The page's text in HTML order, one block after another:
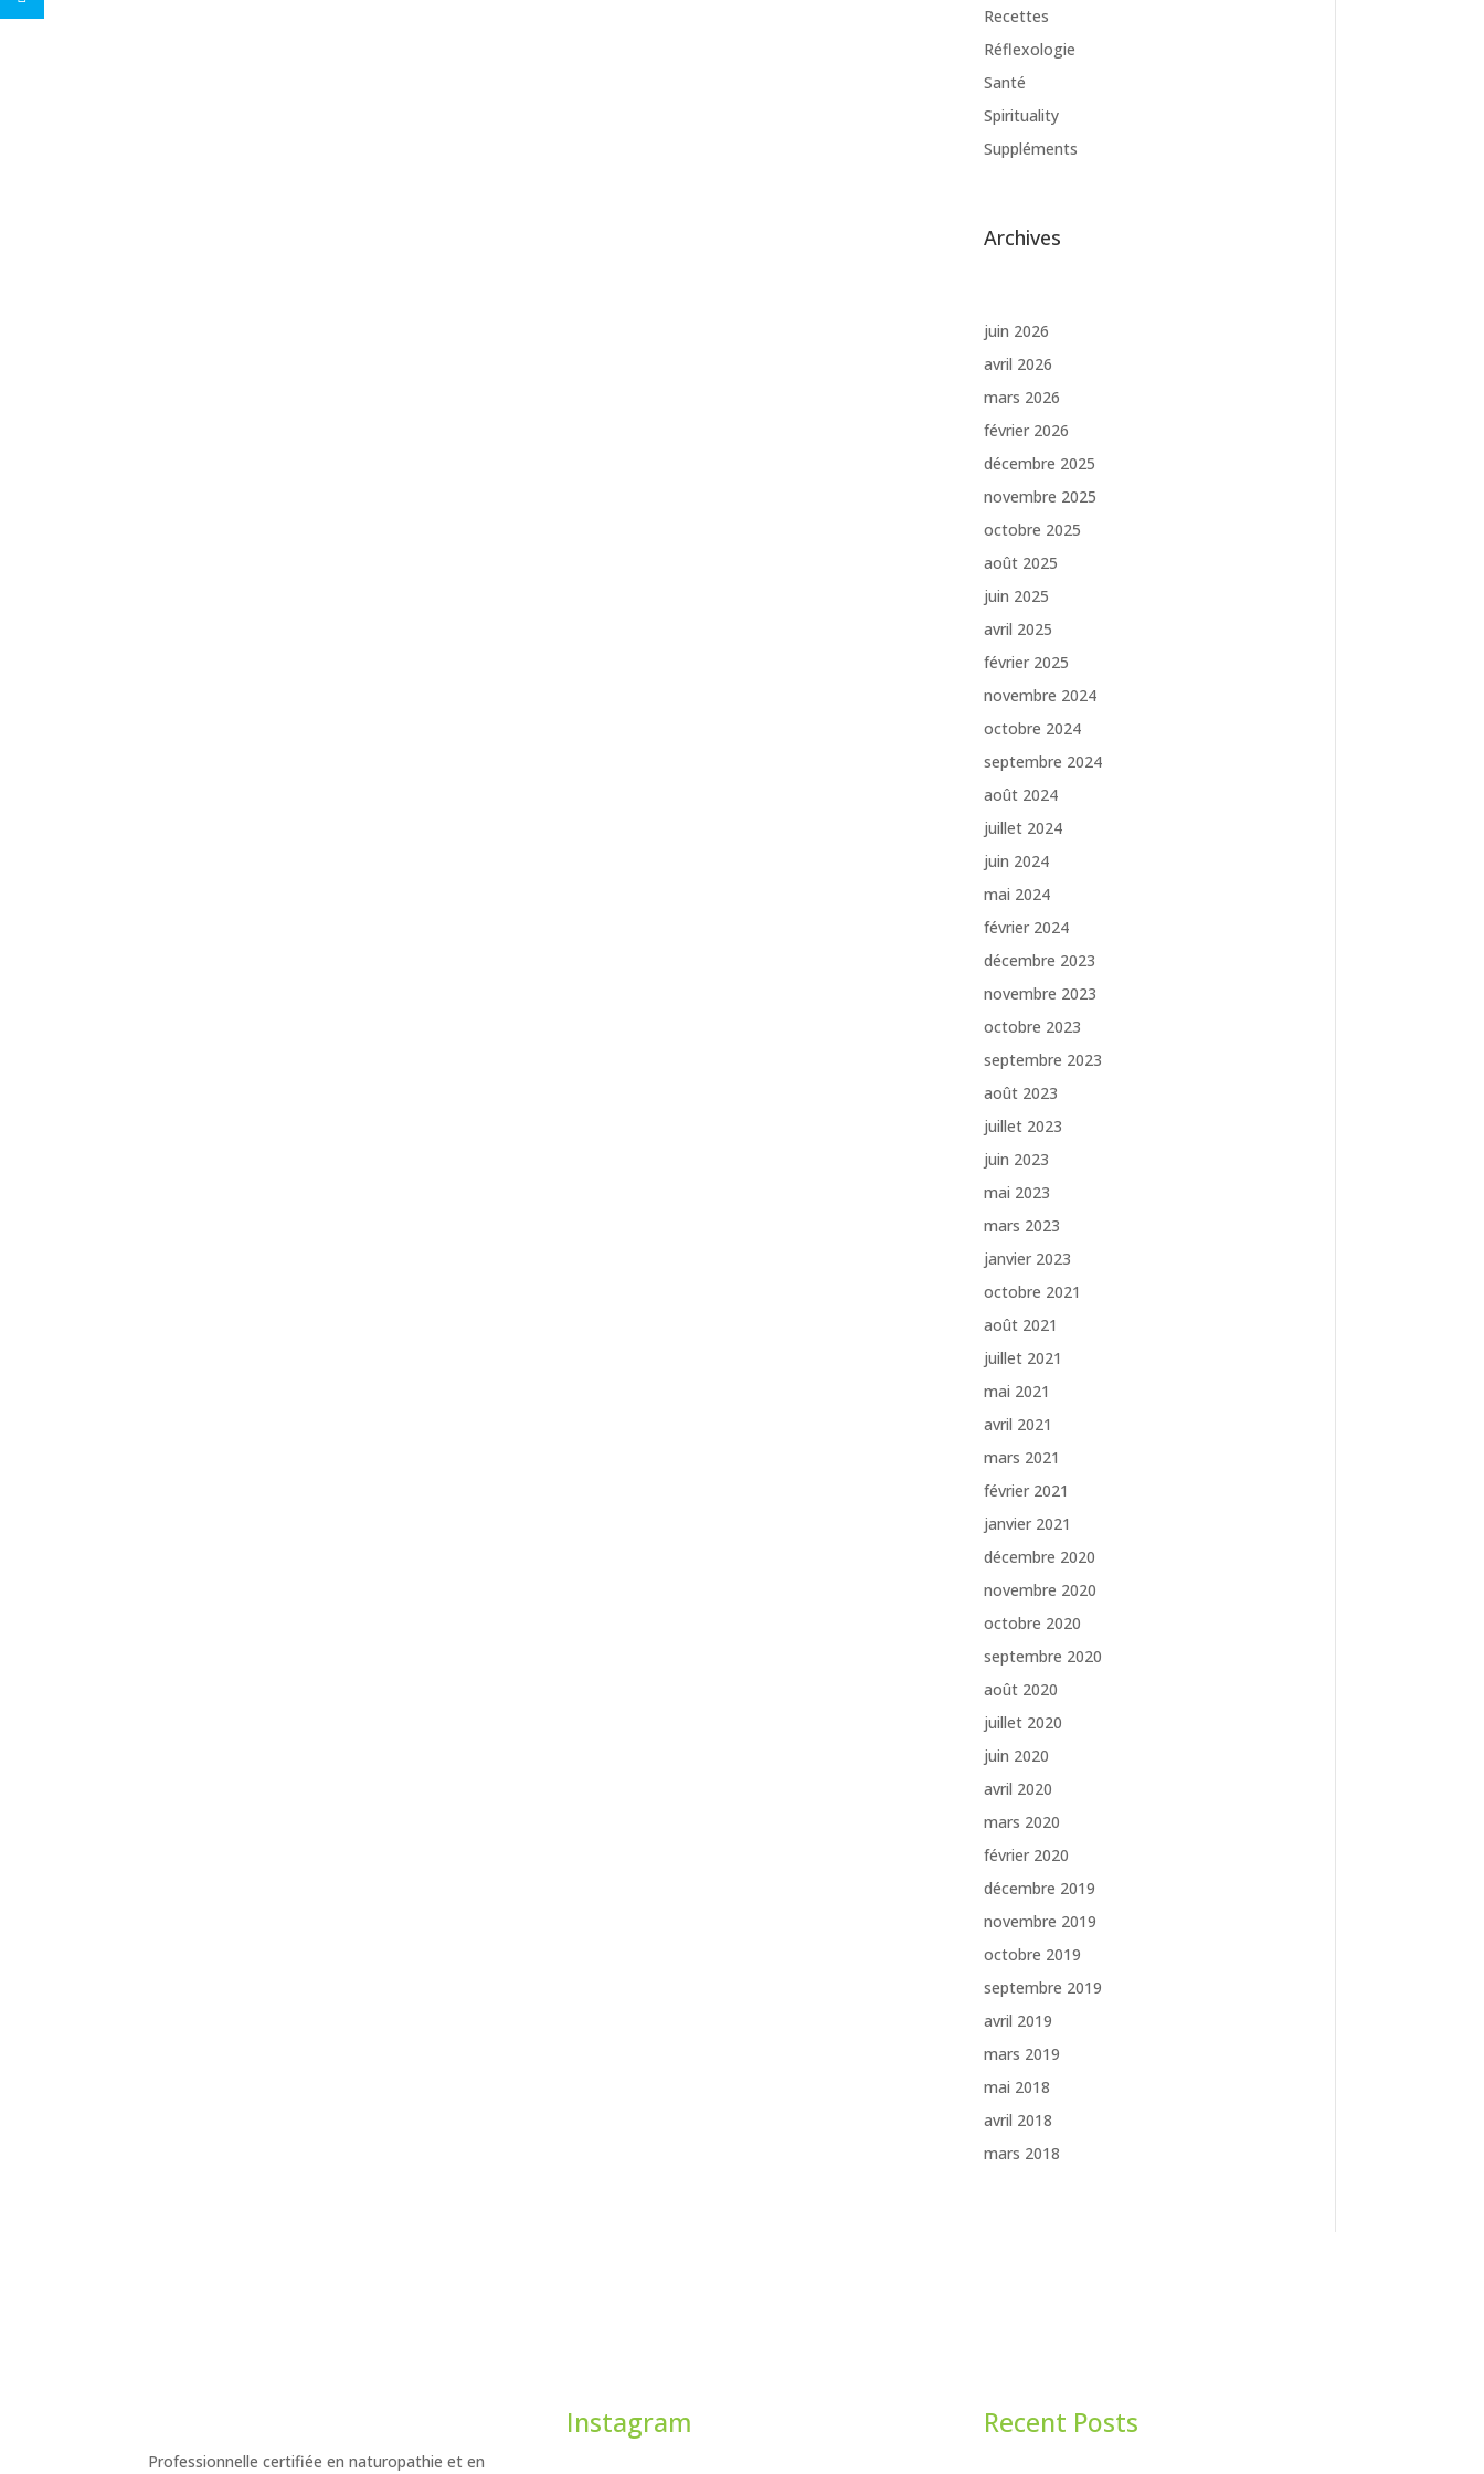
Recettes
Réflexologie
Santé
Spirituality
Suppléments
Archives
juin 2026
avril 2026
mars 2026
février 2026
décembre 2025
novembre 2025
octobre 2025
août 2025
juin 2025
avril 2025
février 2025
novembre 2024
octobre 2024
septembre 2024
août 2024
juillet 2024
juin 2024
mai 2024
février 2024
décembre 2023
novembre 2023
octobre 2023
septembre 2023
août 2023
juillet 2023
juin 2023
mai 2023
mars 2023
janvier 2023
octobre 2021
août 2021
juillet 2021
mai 2021
avril 2021
mars 2021
février 2021
janvier 2021
décembre 2020
novembre 2020
octobre 2020
septembre 2020
août 2020
juillet 2020
juin 2020
avril 2020
mars 2020
février 2020
décembre 2019
novembre 2019
octobre 2019
septembre 2019
avril 2019
mars 2019
mai 2018
avril 2018
mars 2018
Professionnelle certifiée en naturopathie et en
Instagram Recent Posts